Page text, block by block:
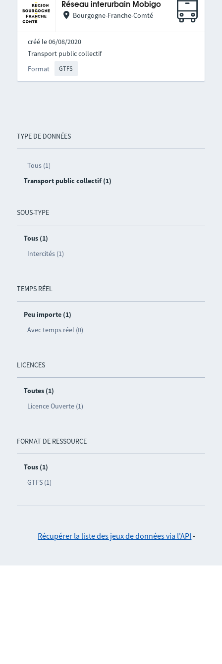
TYPE DE DONNÉES
Tous (1)
Transport public collectif (1)
SOUS-TYPE
Tous (1)
Intercités (1)
TEMPS RÉEL
Peu importe (1)
Avec temps réel (0)
LICENCES
Toutes (1)
Licence Ouverte (1)
FORMAT DE RESSOURCE
Tous (1)
GTFS (1)
Réseau interurbain Mobigo
Bourgogne-Franche-Comté
créé le 06/08/2020
Format GTFS
Transport public collectif
Récupérer la liste des jeux de données via l'API -